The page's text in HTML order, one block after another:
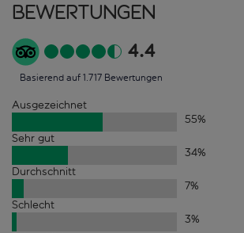
Bewertungen
4.4
Basierend auf 1.717 Bewertungen
Ausgezeichnet
55%
Sehr gut
34%
Durchschnitt
7%
Schlecht
3%